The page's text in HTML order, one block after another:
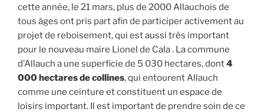
cette année, le 21 mars, plus de 2000 Allauchois de
tous âges ont pris part afin de participer activement au
projet de reboisement, qui est aussi très important
pour le nouveau maire Lionel de Cala . La commune
d’Allauch a une superficie de 5 030 hectares, dont4
000 hectares de collines, qui entourent Allauch
comme une ceinture et constituent un espace de
loisirs important. Il est important de prendre soin de ce